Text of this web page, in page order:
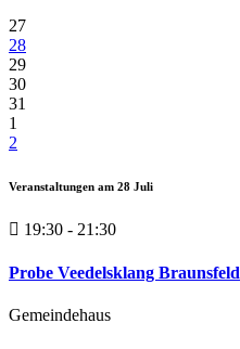
27
28
29
30
31
1
2
Veranstaltungen am 28 Juli
19:30 - 21:30
Probe Veedelsklang Braunsfeld
Gemeindehaus